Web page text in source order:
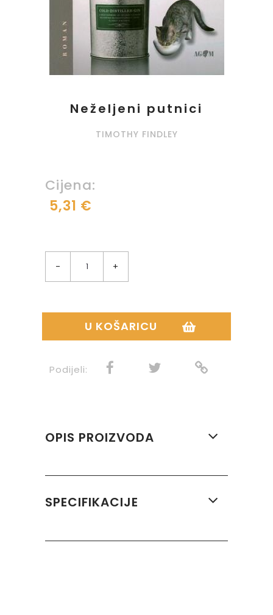
Neželjeni putnici
TIMOTHY FINDLEY
Cijena:
5,31 €
- +
U KOŠARICU
Podijeli:
OPIS PROIZVODA
SPECIFIKACIJE